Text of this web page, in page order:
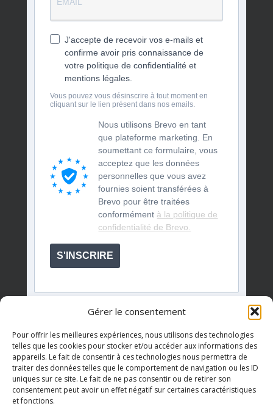
Gérer le consentement
Pour offrir les meilleures expériences, nous utilisons des technologies
telles que les cookies pour stocker et/ou accéder aux informations des
appareils. Le fait de consentir à ces technologies nous permettra de
traiter des données telles que le comportement de navigation ou les ID
uniques sur ce site. Le fait de ne pas consentir ou de retirer son
consentement peut avoir un effet négatif sur certaines caractéristiques
et fonctions.
J'accepte de recevoir vos e-mails et
confirme avoir pris connaissance de
votre politique de confidentialité et
mentions légales.
Vous pouvez vous désinscrire à tout moment en
cliquant sur le lien présent dans nos emails.
Nous utilisons Brevo en tant
que plateforme marketing. En
soumettant ce formulaire, vous
acceptez que les données
personnelles que vous avez
fournies soient transférées à
Brevo pour être traitées
conformément à la politique de
confidentialité de Brevo.
S'INSCRIRE
Événements à venir